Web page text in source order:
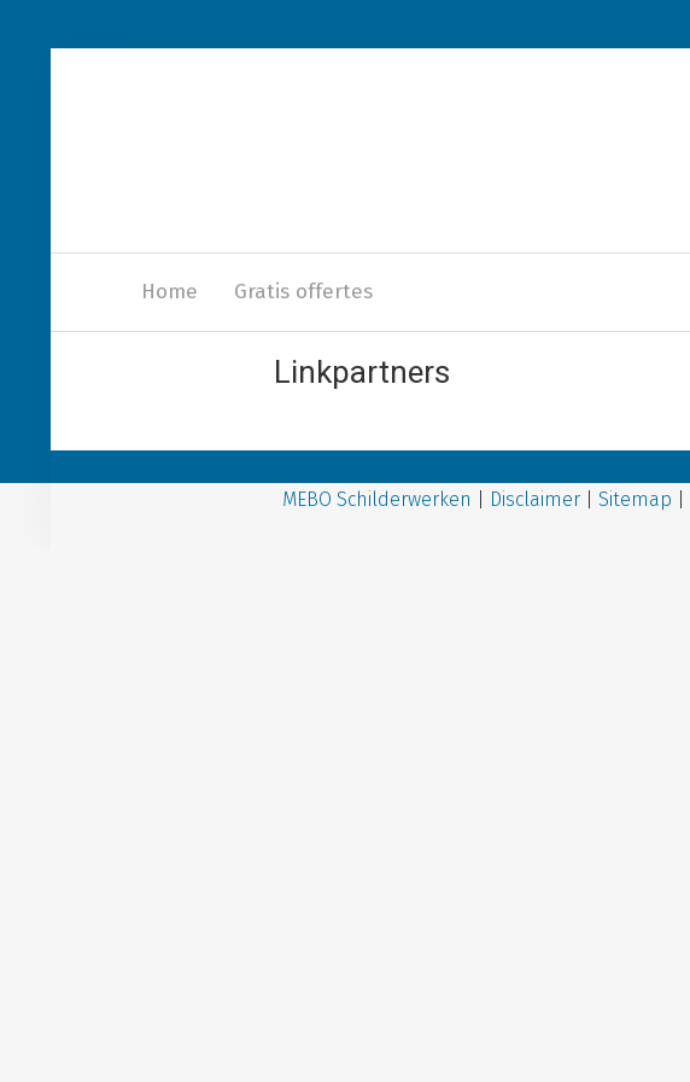
Home Gratis offertes
Linkpartners
MEBO Schilderwerken Disclaimer| Sitemap